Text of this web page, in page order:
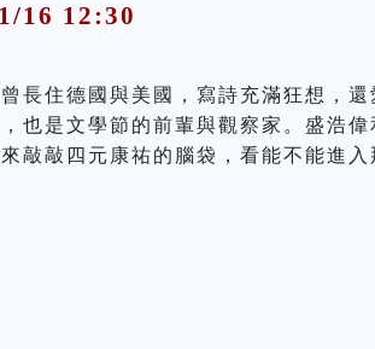
16 12:30
長住德國與美國，寫詩充滿狂想，還
也是文學節的前輩與觀察家。盛浩偉
敲敲四元康祐的腦袋，看能不能進入